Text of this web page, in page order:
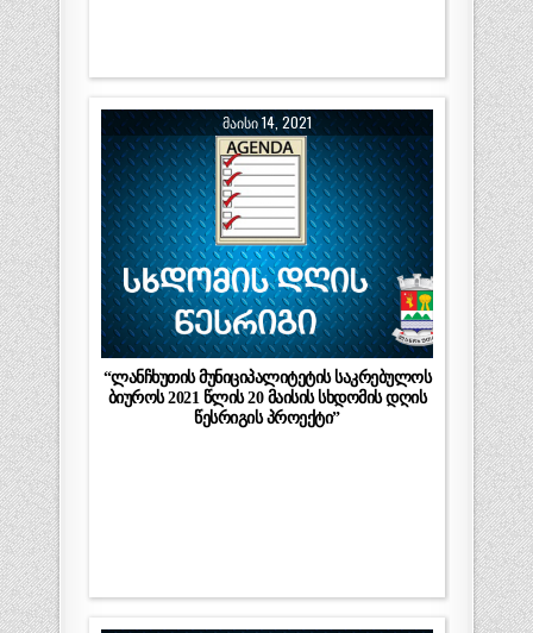
ᲛᲐᲘᲡᲘ 14, 2021
“ლანჩხუთის მუნიციპალიტეტის საკრებულოს
ბიუროს 2021 წლის 20 მაისის სხდომის დღის
წესრიგის პროექტი”